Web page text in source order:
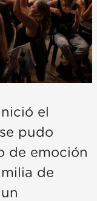
el
pudo
de emoción
de